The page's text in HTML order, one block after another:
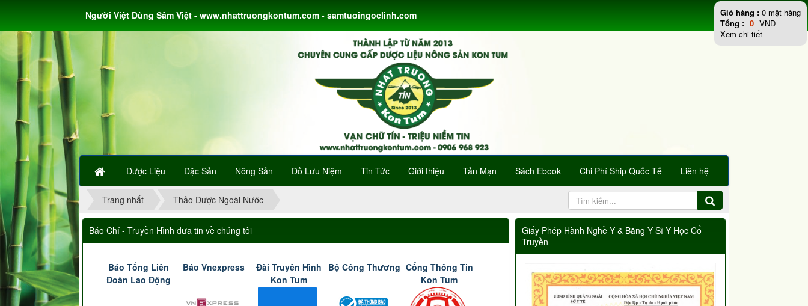
Dược Liệu Đặc Sản Nông Sản Đồ Lưu Niệm Tin Tức Giới thiệu Tản Mạn Sách Ebook Chi Phí Ship Quốc Tế Liên hệ
Người Việt Dùng Sâm Việt - www.nhattruongkontum.com - samtuoingoclinh.com
Trang nhất Thảo Dược Ngoài Nước
Báo Chí - Truyền Hình đưa tin về chúng tôi
Báo Tổng Liên
Đoàn Lao Động
Báo Vnexpress
Đài Truyền Hình
Kon Tum
Bộ Công Thương Cổng Thông Tin
Kon Tum
Giấy Phép Hành Nghề Y & Bằng Y Sĩ Y Học Cổ
Truyền
Giỏ hàng : 0 mặt hàng
Tổng : 0 VND
Xem chi tiết